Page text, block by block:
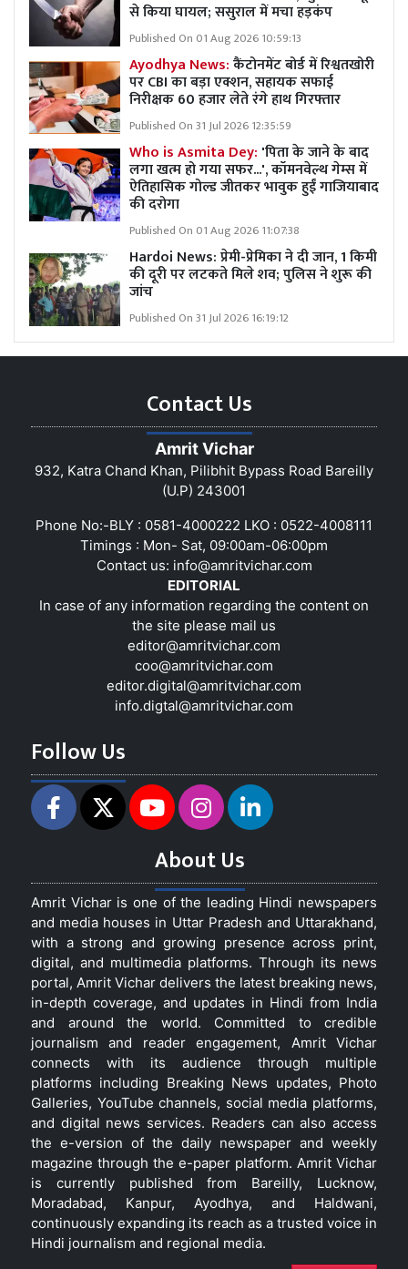
से किया घायल; ससुराल में मचा हड़कंप
Published On 01 Aug 2026 10:59:13
Ayodhya News:कैंटोनमेंट बोर्ड में रिश्वतखोरी
पर CBI का बड़ा एक्शन, सहायक सफाई
निरीक्षक 60 हजार लेते रंगे हाथ गिरफ्तार
Published On 31 Jul 2026 12:35:59
Who is Asmita Dey: 'पिता के जाने के बाद
लगा खत्म हो गया सफर...', कॉमनवेल्थ गेम्स में
ऐतिहासिक गोल्ड जीतकर भावुक हुईं गाजियाबाद
की दरोगा
Published On 01 Aug 2026 11:07:38
Hardoi News: प्रेमी-प्रेमिका ने दी जान, 1 किमी
की दूरी पर लटकते मिले शव; पुलिस ने शुरू की
जांच
Published On 31 Jul 2026 16:19:12
Contact Us
Amrit Vichar
932, Katra Chand Khan, Pilibhit Bypass Road Bareilly
(U.P) 243001
Phone No:-BLY : 0581-4000222 LKO : 0522-4008111
Timings : Mon- Sat, 09:00am-06:00pm
Contact us: info@amritvichar.com
EDITORIAL
In case of any information regarding the content on
the site please mail us
editor@amritvichar.com
coo@amritvichar.com
editor.digital@amritvichar.com
info.digtal@amritvichar.com
Follow Us
About Us
Amrit Vichar is one of the leading Hindi newspapers
and media houses in Uttar Pradesh and Uttarakhand,
with a strong and growing presence across print,
digital, and multimedia platforms. Through its news
portal, Amrit Vichar delivers the latest breaking news,
in-depth coverage, and updates in Hindi from India
and around the world. Committed to credible
journalism and reader engagement, Amrit Vichar
connects with its audience through multiple
platforms including Breaking News updates, Photo
Galleries, YouTube channels, social media platforms,
and digital news services. Readers can also access
the e-version of the daily newspaper and weekly
magazine through the e-paper platform. Amrit Vichar
is currently published from Bareilly, Lucknow,
Moradabad, Kanpur, Ayodhya, and Haldwani,
continuously expanding its reach as a trusted voice in
Hindi journalism and regional media.